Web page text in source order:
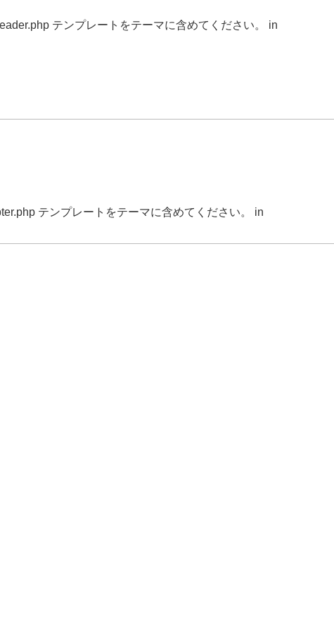
テンプレートをテーマに含めてください。 in
テンプレートをテーマに含めてください。 in